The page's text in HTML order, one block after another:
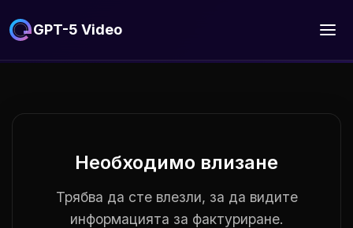
GPT-5 Video
Необходимо влизане
Трябва да сте влезли, за да видите
информацията за фактуриране.